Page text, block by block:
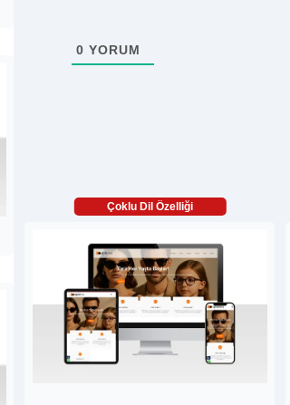
0 YORUM
Çoklu Dil Özelliği